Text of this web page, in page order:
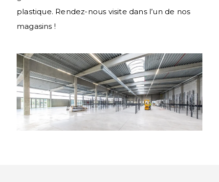
plastique. Rendez-nous visite dans l’un de nos
magasins !